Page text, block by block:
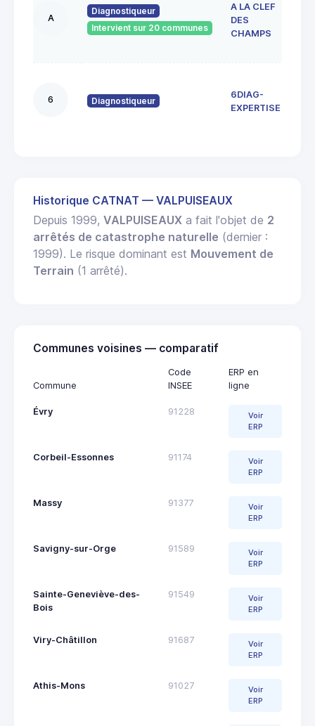
A
Diagnostiqueur
Intervient sur 20 communes
A LA CLEF
DES
CHAMPS
6 Diagnostiqueur
6DIAG-
EXPERTISE
Historique CATNAT — VALPUISEAUX
Depuis 1999, VALPUISEAUX a fait l'objet de 2
arrêtés de catastrophe naturelle (dernier :
1999). Le risque dominant est Mouvement de
Terrain (1 arrêté).
Communes voisines — comparatif
Commune
Code
INSEE
ERP en
ligne
Évry 91228
Voir
ERP
Corbeil-Essonnes 91174
Voir
ERP
Massy 91377
Voir
ERP
Savigny-sur-Orge 91589
Voir
ERP
Sainte-Geneviève-des-
Bois
91549
Voir
ERP
Viry-Châtillon 91687
Voir
ERP
Athis-Mons 91027
Voir
ERP